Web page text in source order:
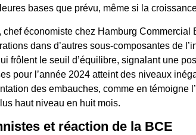
bases que prévu, même si la
économiste chez Hamburg Commercial
dans d’autres sous-composantes de
frôlent le seuil d’équilibre, signalant une
pour l’année 2024 atteint des niveaux
des embauches, comme en témoigne
haut niveau en huit mois.
et réaction de la BCE